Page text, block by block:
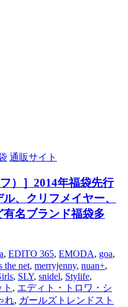
通販サイト
）］2014年福袋先行
、クリフメイヤー、
名ブランド福袋多
, EDITO 365, EMODA, goa,
the net, merryjenny, nuan+,
, SLY, snidel, Stylife,
, エディト・トロワ・シ
れ, ガールズトレンドスト